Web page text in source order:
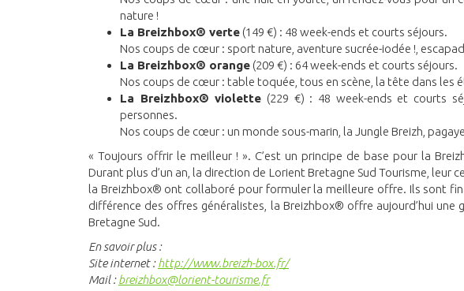
nature !
La Breizhbox® verte (149 €) : 48 week-ends et courts séjours.
Nos coups de cœur : sport nature, aventure sucrée-iodée !,
La Breizhbox® orange (209 €) : 64 week-ends et courts séjours.
Nos coups de cœur : table toquée, tous en scène, la tête dans les
La Breizhbox® violette (229 €) : 48 week-ends et courts
personnes.
Nos coups de cœur : un monde sous-marin, la Jungle Breizh,
« Toujours offrir le meilleur ! ». C’est un principe de base pour la
Durant plus d’un an, la direction de Lorient Bretagne Sud Tourisme,
la Breizhbox® ont collaboré pour formuler la meilleure offre. Ils sont
différence des offres généralistes, la Breizhbox® offre aujourd’hui une
Bretagne Sud.
En savoir plus :
Site internet :http://www.breizh-box.fr/
Mail :breizhbox@lorient-tourisme.fr